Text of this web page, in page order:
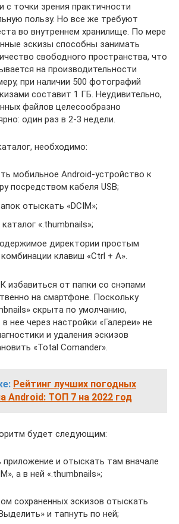
с точки зрения практичности
пользу. Но все же требуют
во внутреннем хранилище. По мере
эскизы способны занимать
свободного пространства, что
на производительности
при наличии 500 фотографий
составит 1 ГБ. Неудивительно,
файлов целесообразно
один раз в 2-3 недели.
необходимо:
мобильное Android-устройство к
посредством кабеля USB;
отыскать «DCIM»;
«.thumbnails»;
директории простым
клавиш «Ctrl + A».
избавиться от папки со снэпами
на смартфоне. Поскольку
скрыта по умолчанию,
нее через настройки «Галереи» не
и удаления эскизов
«Total Comander».
Рейтинг лучших погодных
Android: ТОП 7 на 2022 год
будет следующим:
приложение и отыскать там вначале
а в ней «.thumbnails»;
сохраненных эскизов отыскать
и тапнуть по ней;